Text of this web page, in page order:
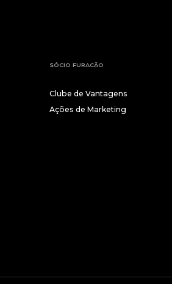
SÓCIO FURACÃO
Clube de Vantagens
Ações de Marketing